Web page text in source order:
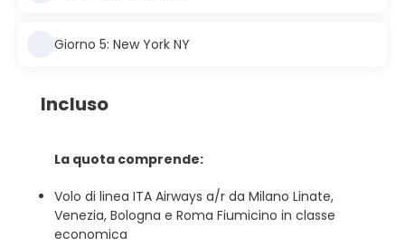
Giorno 5: New York NY
Incluso
La quota comprende:
Volo di linea ITA Airways a/r da Milano Linate,
Venezia, Bologna e Roma Fiumicino in classe
economica